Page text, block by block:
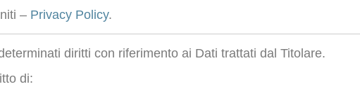
– Privacy Policy.
diritti con riferimento ai Dati trattati dal Titolare.
di: